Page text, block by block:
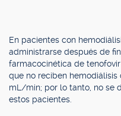
En pacientes con
administrarse después de
farmacocinética de
que no reciben hemodiálisis
mL/min; por lo tanto, no se
estos pacientes.